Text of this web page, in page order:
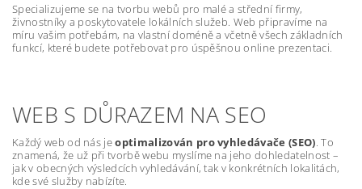
Specializujeme se na tvorbu webů pro malé a střední firmy,
živnostníky a poskytovatele lokálních služeb. Web připravíme na
míru vašim potřebám, na vlastní doméně a včetně všech základních
funkcí, které budete potřebovat pro úspěšnou online prezentaci.
WEB S DŮRAZEM NA SEO
Každý web od nás jeoptimalizován pro vyhledávače (SEO). To
znamená, že už při tvorbě webu myslíme na jeho dohledatelnost –
jak v obecných výsledcích vyhledávání, tak v konkrétních lokalitách,
kde své služby nabízíte.